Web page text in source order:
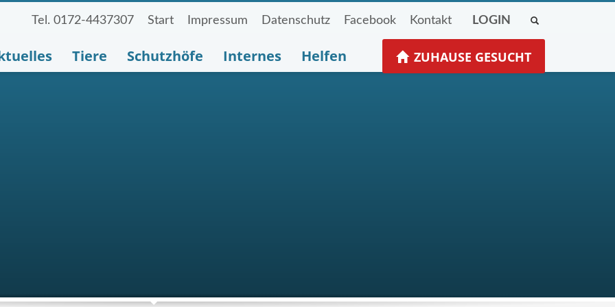
Tel. 0172-4437307 Start Impressum Datenschutz Facebook Kontakt LOGIN
Tiere Schutzhöfe Internes Helfen ZUHAUSE GESUCHT